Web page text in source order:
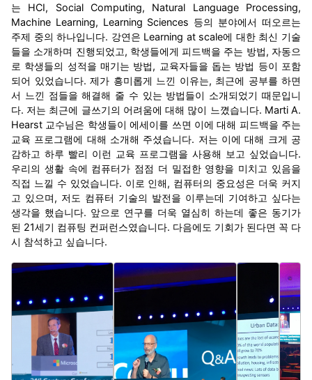
는 HCI, Social Computing, Natural Language Processing,
Machine Learning, Learning Sciences 등의 분야에서 떠오르는
주제 중의 하나입니다. 강연은 Learning at scale에 대한 최신 기술
들을 소개하며 진행되었고, 학생들에게 피드백을 주는 방법, 자동으
로 학생들의 성적을 매기는 방법, 교육자들을 돕는 방법 등이 포함
되어 있었습니다. 제가 흥미롭게 느낀 이유는, 최근에 공부를 하면
서 느낀 점들을 해결해 줄 수 있는 방법들이 소개되었기 때문입니
다. 저는 최근에 글쓰기의 어려움에 대해 많이 느꼈습니다. Marti A.
Hearst 교수님은 학생들이 에세이를 쓰면 이에 대해 피드백을 주는
교육 프로그램에 대해 소개해 주셨습니다. 저는 이에 대해 크게 공
감하고 하루 빨리 이런 교육 프로그램을 사용해 보고 싶었습니다.
우리의 생활 속에 컴퓨터가 점점 더 밀접한 영향을 미치고 있음을
직접 느낄 수 있었습니다. 이로 인해, 컴퓨터의 중요성은 더욱 커지
고 있으며, 저도 컴퓨터 기술의 발전을 이루는데 기여하고 싶다는
생각을 했습니다. 앞으로 연구를 더욱 열심히 하는데 좋은 동기가
된 21세기 컴퓨팅 컨퍼런스였습니다. 다음에도 기회가 된다면 꼭 다
시 참석하고 싶습니다.